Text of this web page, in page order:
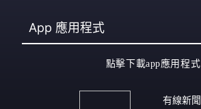
App 應用程式
點擊下載app應用程式
有線新聞